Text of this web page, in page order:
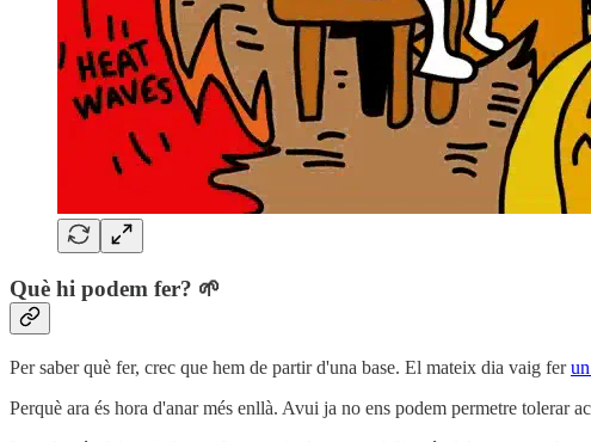
Què hi podem fer? 🌱
Per saber què fer, crec que hem de partir d'una base. El mateix dia vaig fer
Perquè ara és hora d'anar més enllà. Avui ja no ens podem permetre tolerar